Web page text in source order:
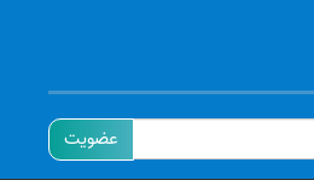
ایمیل